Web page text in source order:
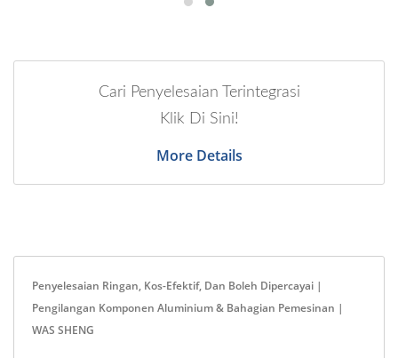
Cari Penyelesaian Terintegrasi
Klik Di Sini!
More Details
Penyelesaian Ringan, Kos-Efektif, Dan Boleh Dipercayai |
Pengilangan Komponen Aluminium & Bahagian Pemesinan |
WAS SHENG